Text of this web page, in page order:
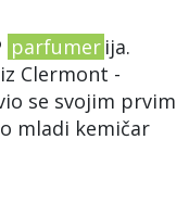
parfumer ija.
Clermont -
se svojim prvim
mladi kemičar